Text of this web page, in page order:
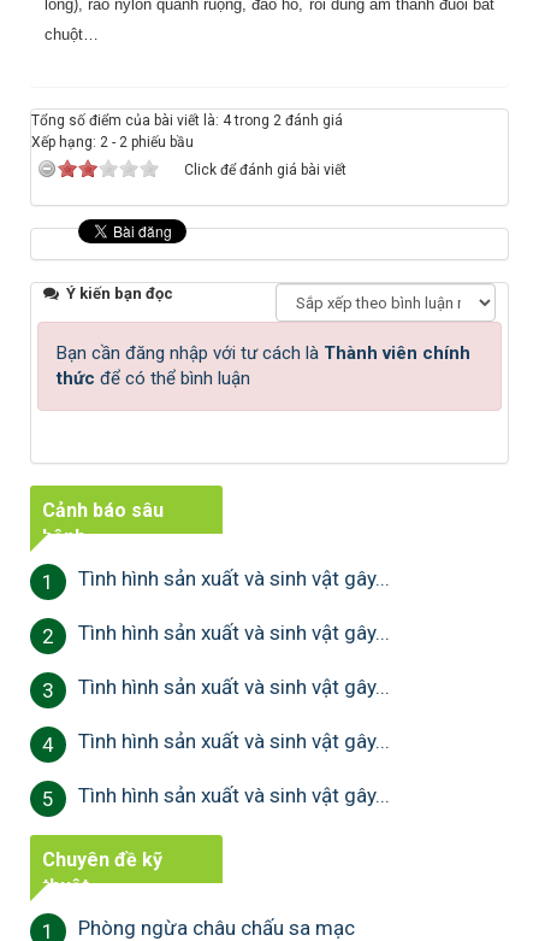
lông), rào nylon quanh ruộng, đào hố, rồi dùng âm thanh đuổi bắt
chuột…
Tổng số điểm của bài viết là: 4 trong 2 đánh giá
Xếp hạng: 2 - 2 phiếu bầu
Click để đánh giá bài viết
Ý kiến bạn đọc
Bạn cần đăng nhập với tư cách là Thành viên chính
thức để có thể bình luận
Cảnh báo sâu
bệnh
1 Tình hình sản xuất và sinh vật gây...
2 Tình hình sản xuất và sinh vật gây...
3 Tình hình sản xuất và sinh vật gây...
4 Tình hình sản xuất và sinh vật gây...
5 Tình hình sản xuất và sinh vật gây...
Chuyên đề kỹ
thuật
1 Phòng ngừa châu chấu sa mạc